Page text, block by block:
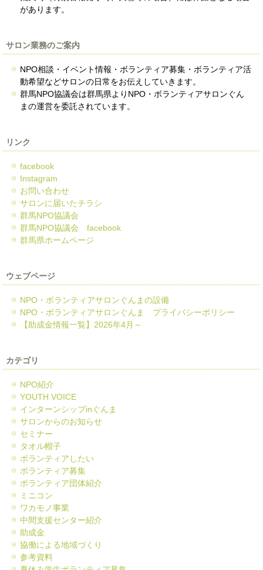
があります。
サロン業務のご案内
NPO相談・イベント情報・ボランティア募集・ボランティア活
動希望などサロンの日常をお伝えしていきます。
群馬NPO協議会は群馬県よりNPO・ボランティアサロンぐん
まの運営を委託されています。
リンク
facebook
Instagram
お問い合わせ
サロンに届いたチラシ
群馬NPO協議会
群馬NPO協議会 facebook
群馬県ホームページ
ウェブページ
NPO・ボランティアサロンぐんまの設備
NPO・ボランティアサロンぐんま プライバシーポリシー
【助成金情報一覧】2026年4月～
カテゴリ
NPO紹介
YOUTH VOICE
インターンシップinぐんま
サロンからのお知らせ
セミナー
タオル帽子
ボランティアしたい
ボランティア募集
ボランティア団体紹介
ミニコン
ワカモノ事業
中間支援センター紹介
助成金
協働による地域づくり
参考資料